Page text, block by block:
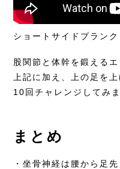
ショートサイドプラン
股関節と体幹を鍛える
上記に加え、上の足を
10回チャレンジしてみ
まとめ
・坐骨神経は腰から足